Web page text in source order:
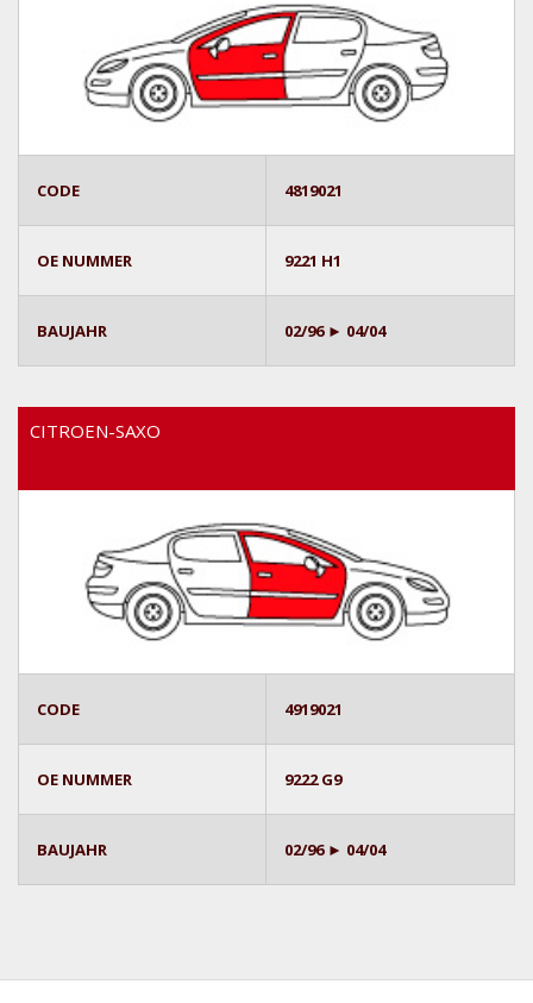
CODE 4819021
OE NUMMER 9221 H1
BAUJAHR 02/96 ► 04/04
CITROEN-SAXO
CODE 4919021
OE NUMMER 9222 G9
BAUJAHR 02/96 ► 04/04